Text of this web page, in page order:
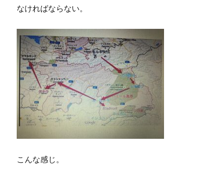
なければならない。
こんな感じ。